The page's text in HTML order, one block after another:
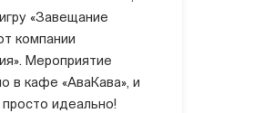
«Завещание
компании
Мероприятие
в кафе «АваКава», и
идеально!